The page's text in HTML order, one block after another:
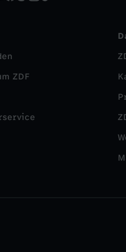
ZDF